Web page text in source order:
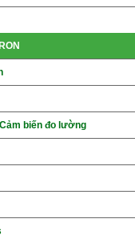
biến đo lường